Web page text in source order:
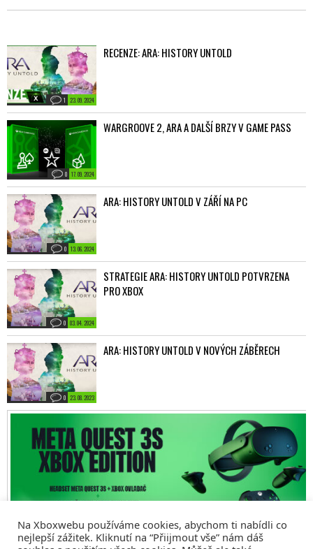
23. 09. 2024
1
RECENZE: ARA: HISTORY UNTOLD
17. 09. 2024
0
WARGROOVE 2, ARA A DALŠÍ BRZY V GAME PASS
13. 06. 2024
0
ARA: HISTORY UNTOLD V ZÁŘÍ NA PC
03. 04. 2024
0
STRATEGIE ARA: HISTORY UNTOLD POTVRZENA
PRO XBOX
23. 08. 2023
0
ARA: HISTORY UNTOLD V NOVÝCH ZÁBĚRECH
Na Xboxwebu používáme cookies, abychom ti nabídli co
nejlepší zážitek. Kliknutí na “Přiijmout vše” nám dáš